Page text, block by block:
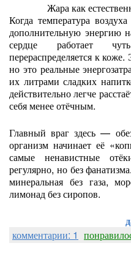
Жаракак
Когда температура воздуха
дополнительную энергию
сердце работаетчуть
перераспределяется ккоже.
но этореальные
их литрами сладких
действительнолегче
себяменееотёчным.
Главный враг здесь —
организм начинает её
самые ненавистные
регулярно, нобезфанатизма.
минеральная безгаза,
лимонадбезсиропов.
комментарии: 1